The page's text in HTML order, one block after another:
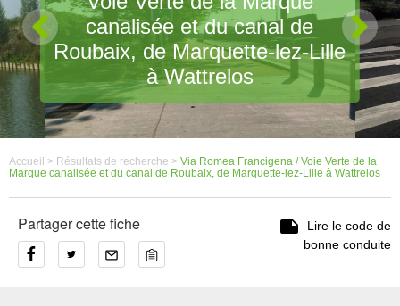
canalisée et du canal de
Roubaix, de Marquette-lez-Lille
à Wattrelos
Accueil > Résultats de recherche > Via Romea Francigena / Voie Verte de la
Marque canalisée et du canal de Roubaix, de Marquette-lez-Lille à Wattrelos
Partager cette fiche 
Lire le code de
bonne conduite